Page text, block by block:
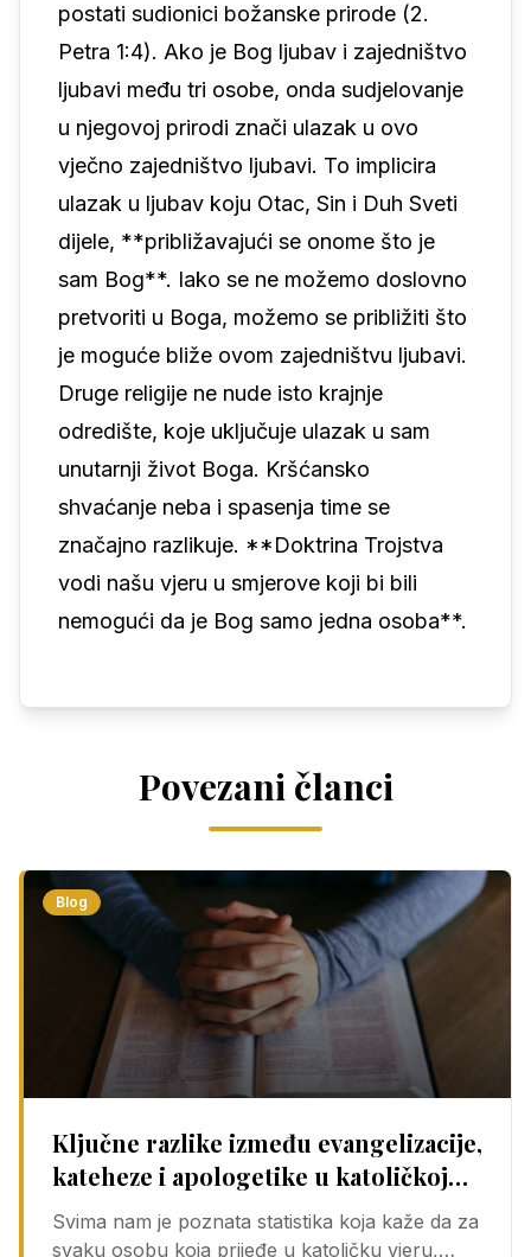
postati sudionici božanske prirode (2.
Petra 1:4). Ako je Bog ljubav i zajedništvo
ljubavi među tri osobe, onda sudjelovanje
u njegovoj prirodi znači ulazak u ovo
vječno zajedništvo ljubavi. To implicira
ulazak u ljubav koju Otac, Sin i Duh Sveti
dijele, **približavajući se onome što je
sam Bog**. Iako se ne možemo doslovno
pretvoriti u Boga, možemo se približiti što
je moguće bliže ovom zajedništvu ljubavi.
Druge religije ne nude isto krajnje
odredište, koje uključuje ulazak u sam
unutarnji život Boga. Kršćansko
shvaćanje neba i spasenja time se
značajno razlikuje. **Doktrina Trojstva
vodi našu vjeru u smjerove koji bi bili
nemogući da je Bog samo jedna osoba**.
Povezani članci
Blog
Ključne razlike između evangelizacije,
kateheze i apologetike u katoličkoj
vjeri
Svima nam je poznata statistika koja kaže da za
svaku osobu koja prijeđe u katoličku vjeru,